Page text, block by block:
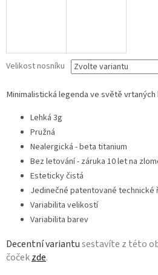
Velikost nosníku
Minimalistická legenda ve světě vrtaných
Lehká 3g
Pružná
Nealergická - beta titanium
Bez letování - záruka 10 let na
Esteticky čistá
Jedinečné patentované technické
Variabilita velikostí
Variabilita barev
Decentní variantusestavíte z této
čočekzde.